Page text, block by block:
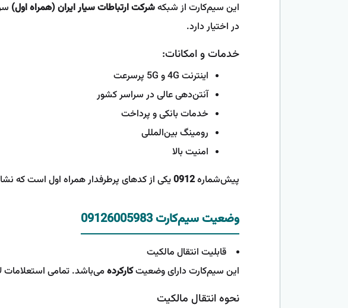
این سیم‌کارت از شبکهشرکت ارتباطات سیار ایران (همراه اول)
در اختیار دارد.
خدمات و امکانات:
اینترنت 4G و 5G پرسرعت
آنتن‌دهی عالی در سراسر کشور
خدمات بانکی و پرداخت
رومینگ بین‌المللی
امنیت بالا
پیش‌شماره0912یکی از کدهای پرطرفدار همراه اول است که
وضعیت سیم‌کارت 09126005983
قابلیت انتقال مالکیت
این سیم‌کارت دارای وضعیتکارکردهمی‌باشد. تمامی استعلامات
نحوه انتقال مالکیت